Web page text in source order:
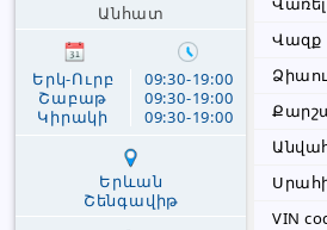
Վազք
VIN
Անհատ
Երկ-Ուրբ
Շաբաթ
Կիրակի
09:30-19:00
09:30-19:00
09:30-19:00
Երևան
Շենգավիթ